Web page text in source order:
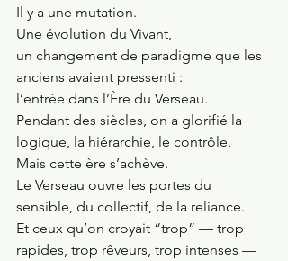
Il y a une mutation.
Une évolution du Vivant,
un changement de paradigme que les
anciens avaient pressenti :
l’entrée dans l’Ère du Verseau.
Pendant des siècles, on a glorifié la
logique, la hiérarchie, le contrôle.
Mais cette ère s’achève.
Le Verseau ouvre les portes du
sensible, du collectif, de la reliance.
Et ceux qu’on croyait “trop” — trop
rapides, trop rêveurs, trop intenses —